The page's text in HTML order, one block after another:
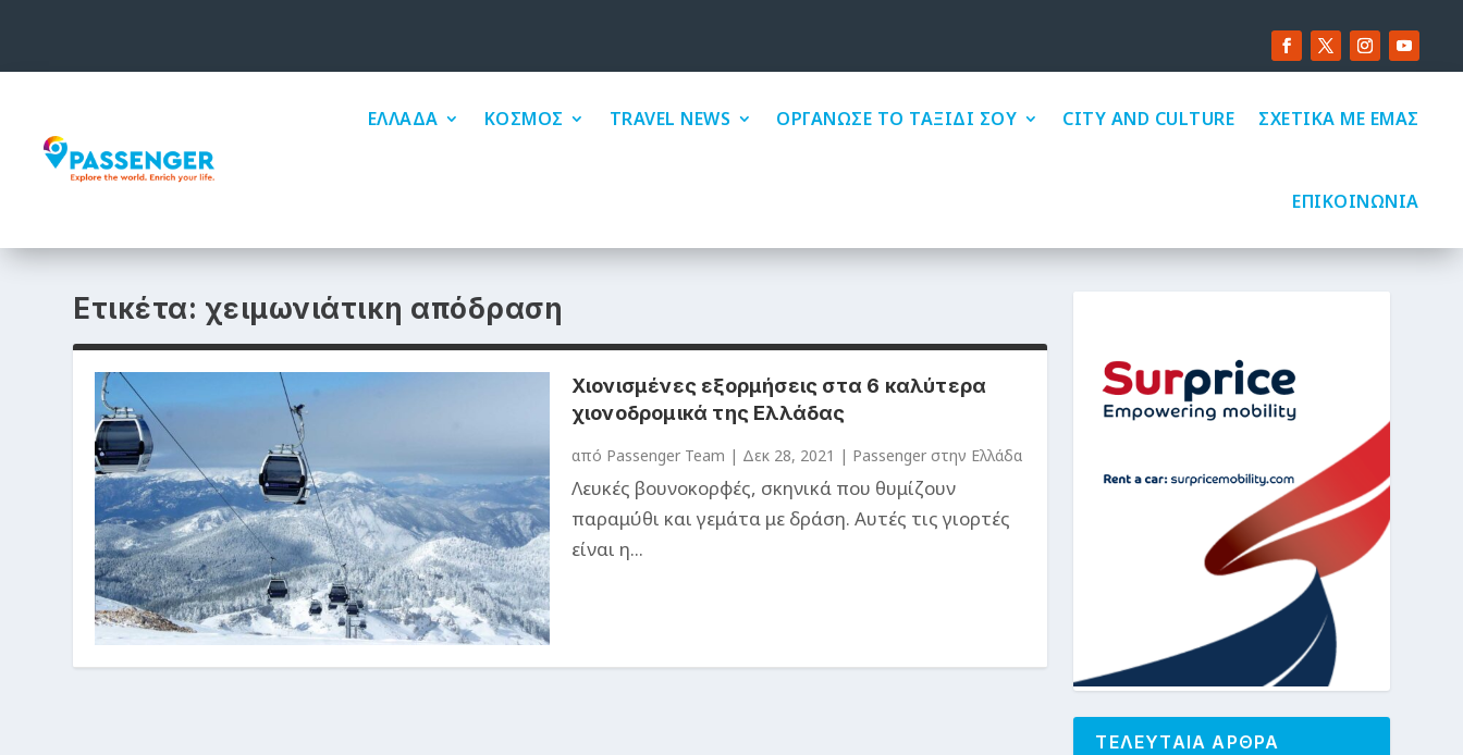
ΕΛΛΑΔΑ ΚΟΣΜΟΣ TRAVEL NEWS ΟΡΓΑΝΩΣΕ ΤΟ ΤΑΞΙΔΙ ΣΟΥ CITY AND CULTURE ΣΧΕΤΙΚΑ ΜΕ ΕΜΑΣ
ΕΠΙΚΟΙΝΩΝΙΑ
Ετικέτα: χειμωνιάτικη απόδραση
Χιονισμένες εξορμήσεις στα 6 καλύτερα
χιονοδρομικά της Ελλάδας
από Passenger Team | Δεκ 28, 2021 | Passenger στην Ελλάδα
Λευκές βουνοκορφές, σκηνικά που θυμίζουν
παραμύθι και γεμάτα με δράση. Αυτές τις γιορτές
είναι η...
ΤΕΛΕΥΤΑΙΑ ΑΡΘΡΑ